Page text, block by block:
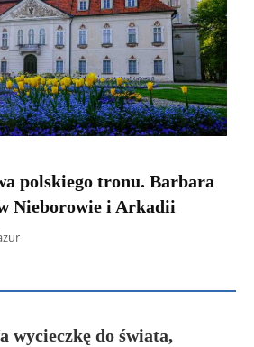
polskiego tronu. Barbara
Nieborowie i Arkadii
Aleksander Borowik
Antoni Radczenko
Wąsowicz SDB
wycieczkę do świata,